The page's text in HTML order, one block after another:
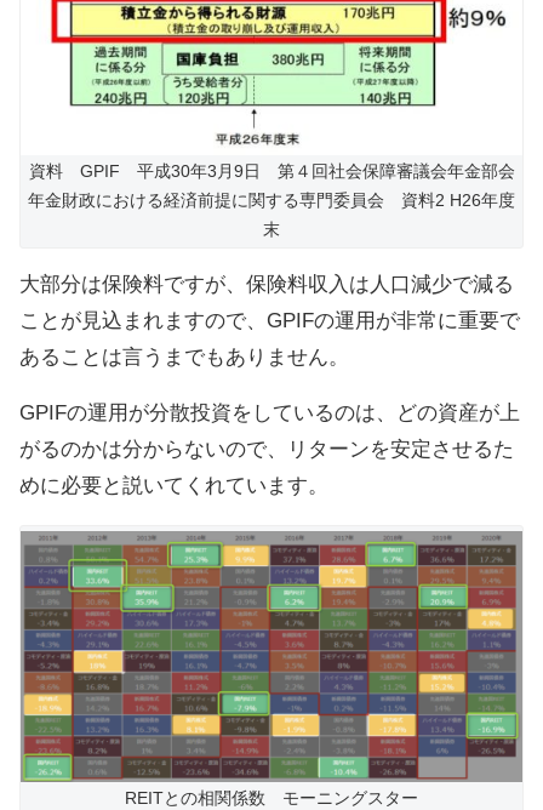
資料 GPIF 平成30年3月9日 第４回社会保障審議会年金部会
年金財政における経済前提に関する専門委員会 資料2 H26年度
末
大部分は保険料ですが、保険料収入は人口減少で減る
ことが見込まれますので、GPIFの運用が非常に重要で
あることは言うまでもありません。
GPIFの運用が分散投資をしているのは、どの資産が上
がるのかは分からないので、リターンを安定させるた
めに必要と説いてくれています。
REITとの相関係数 モーニングスター